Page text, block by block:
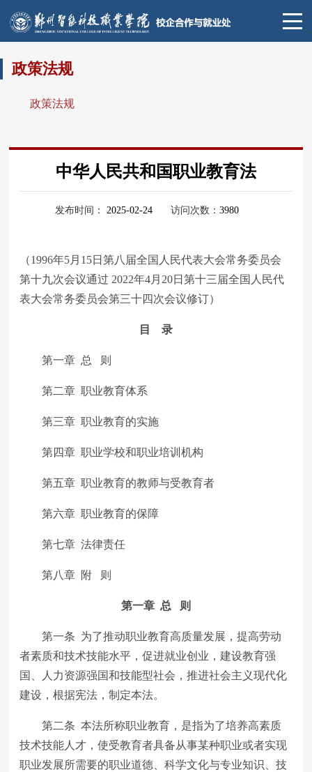
政策法规
政策法规
中华人民共和国职业教育法
发布时间： 2025-02-24 访问次数： 3980
（1996年5月15日第八届全国人民代表大会常务委员会
第十九次会议通过 2022年4月20日第十三届全国人民代
表大会常务委员会第三十四次会议修订）
目 录
第一章 总 则
第二章 职业教育体系
第三章 职业教育的实施
第四章 职业学校和职业培训机构
第五章 职业教育的教师与受教育者
第六章 职业教育的保障
第七章 法律责任
第八章 附 则
第一章 总 则
第一条 为了推动职业教育高质量发展，提高劳动
者素质和技术技能水平，促进就业创业，建设教育强
国、人力资源强国和技能型社会，推进社会主义现代化
建设，根据宪法，制定本法。
第二条 本法所称职业教育，是指为了培养高素质
技术技能人才，使受教育者具备从事某种职业或者实现
职业发展所需要的职业道德、科学文化与专业知识、技